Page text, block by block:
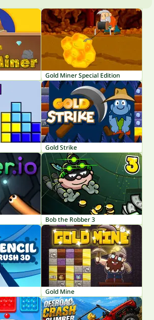
Gold Miner Special Edition
Gold Strike
Bob the Robber 3
Gold Mine